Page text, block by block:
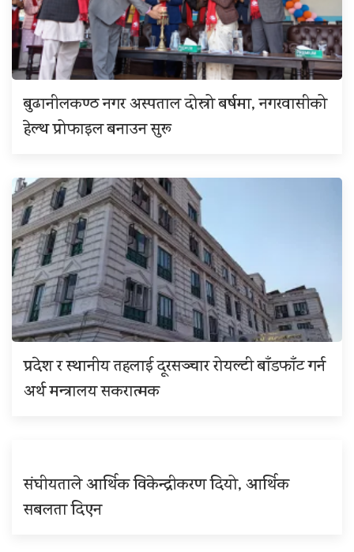
बुढानीलकण्ठ नगर अस्पताल दोस्रो बर्षमा, नगरवासीको
हेल्थ प्रोफाइल बनाउन सुरू
प्रदेश र स्थानीय तहलाई दूरसञ्चार रोयल्टी बाँडफाँट गर्न
अर्थ मन्त्रालय सकरात्मक
संघीयताले आर्थिक विकेन्द्रीकरण दियो, आर्थिक
सबलता दिएन